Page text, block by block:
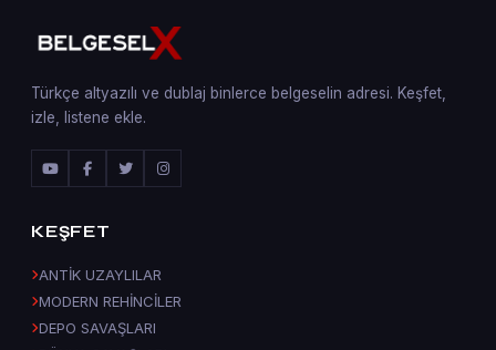
Türkçe altyazılı ve dublaj binlerce belgeselin adresi. Keşfet,
izle, listene ekle.
KEŞFET
ANTİK UZAYLILAR
MODERN REHİNCİLER
DEPO SAVAŞLARI